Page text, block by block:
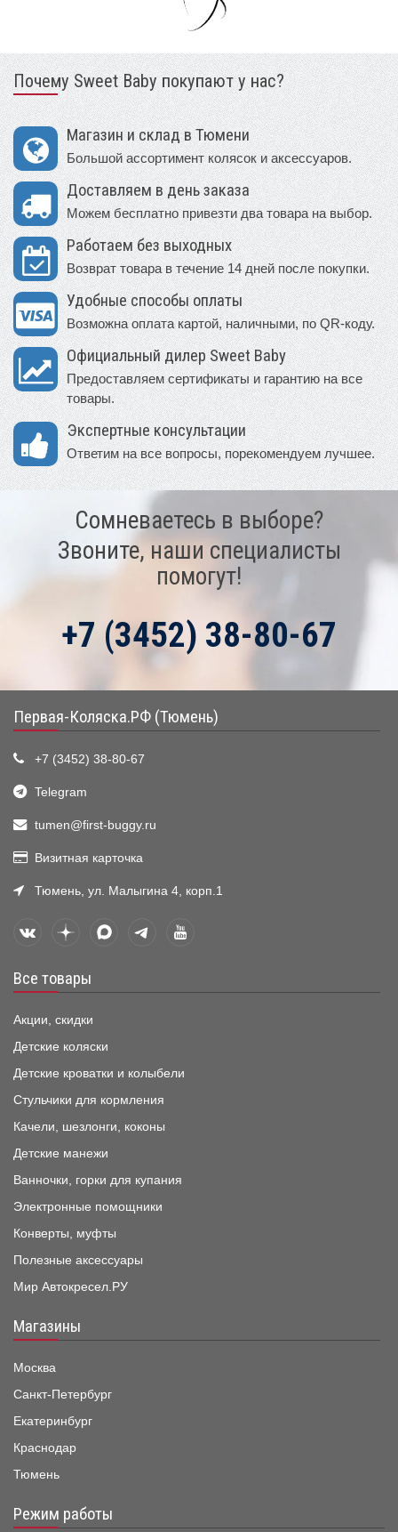
Почему Sweet Baby покупают у нас?
Магазин и склад в Тюмени
Большой ассортимент колясок и аксессуаров.
Доставляем в день заказа
Можем бесплатно привезти два товара на выбор.
Работаем без выходных
Возврат товара в течение 14 дней после покупки.
Удобные способы оплаты
Возможна оплата картой, наличными, по QR-коду.
Официальный дилер Sweet Baby
Предоставляем сертификаты и гарантию на все
товары.
Экспертные консультации
Ответим на все вопросы, порекомендуем лучшее.
Сомневаетесь в выборе?
Звоните, наши специалисты
помогут!
+7 (3452) 38-80-67
Первая-Коляска.РФ (Тюмень)
+7 (3452) 38-80-67
Telegram
tumen@first-buggy.ru
Визитная карточка
Тюмень, ул. Малыгина 4, корп.1
Все товары
Акции, скидки
Детские коляски
Детские кроватки и колыбели
Стульчики для кормления
Качели, шезлонги, коконы
Детские манежи
Ванночки, горки для купания
Электронные помощники
Конверты, муфты
Полезные аксессуары
Мир Автокресел.РУ
Магазины
Москва
Санкт-Петербург
Екатеринбург
Краснодар
Тюмень
Режим работы